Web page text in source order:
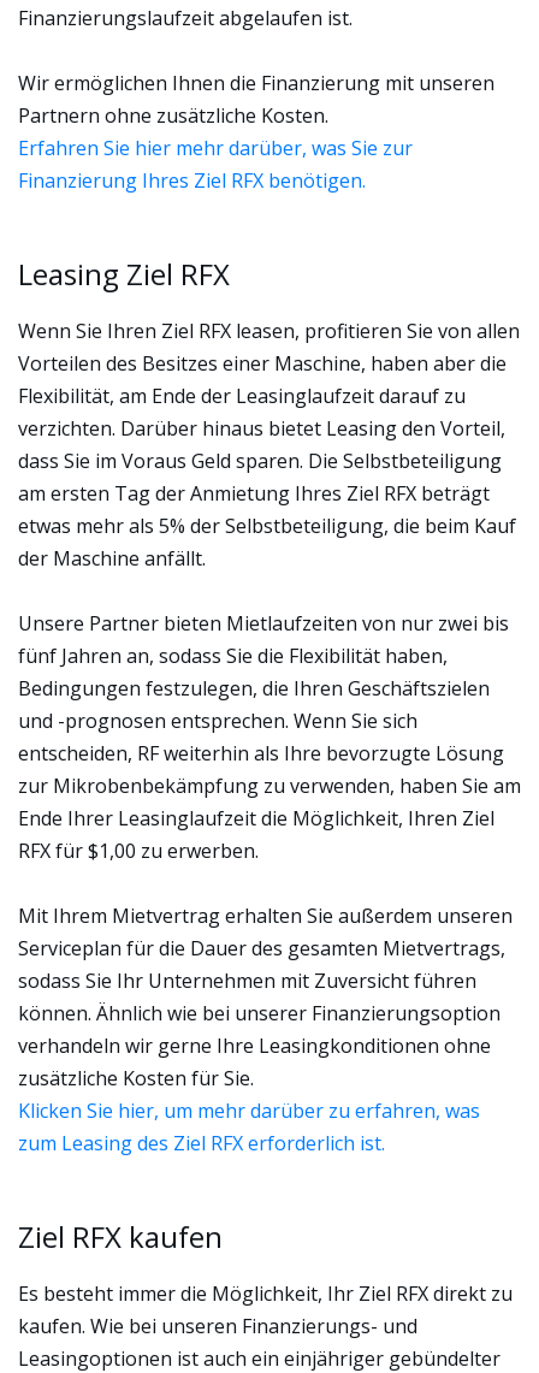
Finanzierungslaufzeit abgelaufen ist.
Wir ermöglichen Ihnen die Finanzierung mit unseren
Partnern ohne zusätzliche Kosten.
Erfahren Sie hier mehr darüber, was Sie zur
Finanzierung Ihres Ziel RFX benötigen.
Leasing Ziel RFX
Wenn Sie Ihren Ziel RFX leasen, profitieren Sie von allen
Vorteilen des Besitzes einer Maschine, haben aber die
Flexibilität, am Ende der Leasinglaufzeit darauf zu
verzichten. Darüber hinaus bietet Leasing den Vorteil,
dass Sie im Voraus Geld sparen. Die Selbstbeteiligung
am ersten Tag der Anmietung Ihres Ziel RFX beträgt
etwas mehr als 5% der Selbstbeteiligung, die beim Kauf
der Maschine anfällt.
Unsere Partner bieten Mietlaufzeiten von nur zwei bis
fünf Jahren an, sodass Sie die Flexibilität haben,
Bedingungen festzulegen, die Ihren Geschäftszielen
und -prognosen entsprechen. Wenn Sie sich
entscheiden, RF weiterhin als Ihre bevorzugte Lösung
zur Mikrobenbekämpfung zu verwenden, haben Sie am
Ende Ihrer Leasinglaufzeit die Möglichkeit, Ihren Ziel
RFX für $1,00 zu erwerben.
Mit Ihrem Mietvertrag erhalten Sie außerdem unseren
Serviceplan für die Dauer des gesamten Mietvertrags,
sodass Sie Ihr Unternehmen mit Zuversicht führen
können. Ähnlich wie bei unserer Finanzierungsoption
verhandeln wir gerne Ihre Leasingkonditionen ohne
zusätzliche Kosten für Sie.
Klicken Sie hier, um mehr darüber zu erfahren, was
zum Leasing des Ziel RFX erforderlich ist.
Ziel RFX kaufen
Es besteht immer die Möglichkeit, Ihr Ziel RFX direkt zu
kaufen. Wie bei unseren Finanzierungs- und
Leasingoptionen ist auch ein einjähriger gebündelter